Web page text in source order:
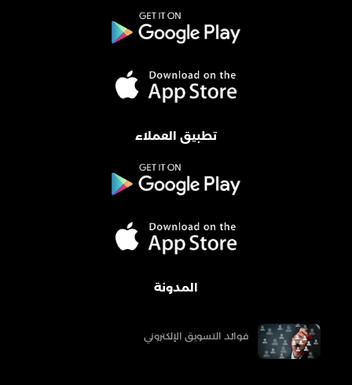
تطبيق العملاء
المدونة
فوائد التسويق الإلكتروني